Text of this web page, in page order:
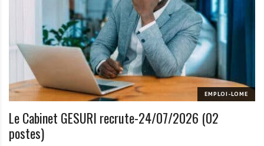
EMPLOI-LOME
Le Cabinet GESURI recrute-24/07/2026 (02
postes)